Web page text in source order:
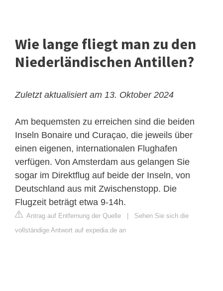
Wie lange fliegt man zu den
Niederländischen Antillen?
Zuletzt aktualisiert am 13. Oktober 2024
Am bequemsten zu erreichen sind die beiden
Inseln Bonaire und Curaçao, die jeweils über
einen eigenen, internationalen Flughafen
verfügen. Von Amsterdam aus gelangen Sie
sogar im Direktflug auf beide der Inseln, von
Deutschland aus mit Zwischenstopp. Die
Flugzeit beträgt etwa 9-14h.
Antrag auf Entfernung der Quelle
Sehen Sie sich die
vollständige Antwort auf expedia.de an